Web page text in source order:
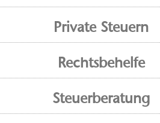
Private Steuern
Rechtsbehelfe
Steuerberatung